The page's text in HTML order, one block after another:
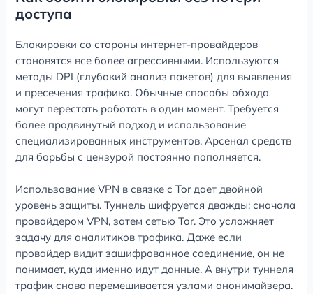
доступа
Блокировки со стороны интернет-провайдеров
становятся все более агрессивными. Используются
методы DPI (глубокий анализ пакетов) для выявления
и пресечения трафика. Обычные способы обхода
могут перестать работать в один момент. Требуется
более продвинутый подход и использование
специализированных инструментов. Арсенал средств
для борьбы с цензурой постоянно пополняется.
Использование VPN в связке с Tor дает двойной
уровень защиты. Туннель шифруется дважды: сначала
провайдером VPN, затем сетью Tor. Это усложняет
задачу для аналитиков трафика. Даже если
провайдер видит зашифрованное соединение, он не
понимает, куда именно идут данные. А внутри туннеля
трафик снова перемешивается узлами анонимайзера.